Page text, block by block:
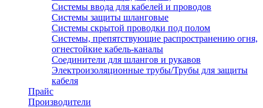
Системы ввода для кабелей и проводов
Системы защиты шланговые
Системы скрытой проводки под полом
Системы, препятствующие распространению огня,
огнестойкие кабель-каналы
Соединители для шлангов и рукавов
Электроизоляционные трубы/Трубы для защиты
кабеля
Прайс
Производители